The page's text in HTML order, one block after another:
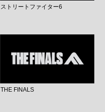
ストリートファイター6
THE FINALS